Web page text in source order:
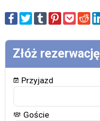
Złóż rezerwację
Przyjazd
Goście